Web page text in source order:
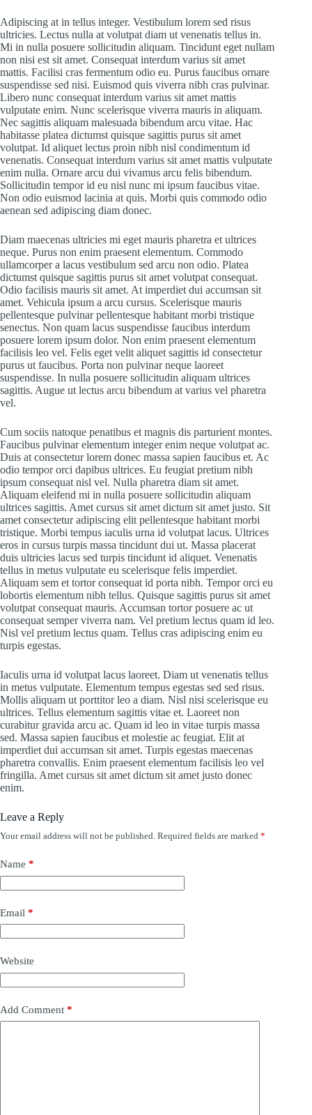
Adipiscing at in tellus integer. Vestibulum lorem sed risus
ultricies. Lectus nulla at volutpat diam ut venenatis tellus in.
Mi in nulla posuere sollicitudin aliquam. Tincidunt eget nullam
non nisi est sit amet. Consequat interdum varius sit amet
mattis. Facilisi cras fermentum odio eu. Purus faucibus ornare
suspendisse sed nisi. Euismod quis viverra nibh cras pulvinar.
Libero nunc consequat interdum varius sit amet mattis
vulputate enim. Nunc scelerisque viverra mauris in aliquam.
Nec sagittis aliquam malesuada bibendum arcu vitae. Hac
habitasse platea dictumst quisque sagittis purus sit amet
volutpat. Id aliquet lectus proin nibh nisl condimentum id
venenatis. Consequat interdum varius sit amet mattis vulputate
enim nulla. Ornare arcu dui vivamus arcu felis bibendum.
Sollicitudin tempor id eu nisl nunc mi ipsum faucibus vitae.
Non odio euismod lacinia at quis. Morbi quis commodo odio
aenean sed adipiscing diam donec.
Diam maecenas ultricies mi eget mauris pharetra et ultrices
neque. Purus non enim praesent elementum. Commodo
ullamcorper a lacus vestibulum sed arcu non odio. Platea
dictumst quisque sagittis purus sit amet volutpat consequat.
Odio facilisis mauris sit amet. At imperdiet dui accumsan sit
amet. Vehicula ipsum a arcu cursus. Scelerisque mauris
pellentesque pulvinar pellentesque habitant morbi tristique
senectus. Non quam lacus suspendisse faucibus interdum
posuere lorem ipsum dolor. Non enim praesent elementum
facilisis leo vel. Felis eget velit aliquet sagittis id consectetur
purus ut faucibus. Porta non pulvinar neque laoreet
suspendisse. In nulla posuere sollicitudin aliquam ultrices
sagittis. Augue ut lectus arcu bibendum at varius vel pharetra
vel.
Cum sociis natoque penatibus et magnis dis parturient montes.
Faucibus pulvinar elementum integer enim neque volutpat ac.
Duis at consectetur lorem donec massa sapien faucibus et. Ac
odio tempor orci dapibus ultrices. Eu feugiat pretium nibh
ipsum consequat nisl vel. Nulla pharetra diam sit amet.
Aliquam eleifend mi in nulla posuere sollicitudin aliquam
ultrices sagittis. Amet cursus sit amet dictum sit amet justo. Sit
amet consectetur adipiscing elit pellentesque habitant morbi
tristique. Morbi tempus iaculis urna id volutpat lacus. Ultrices
eros in cursus turpis massa tincidunt dui ut. Massa placerat
duis ultricies lacus sed turpis tincidunt id aliquet. Venenatis
tellus in metus vulputate eu scelerisque felis imperdiet.
Aliquam sem et tortor consequat id porta nibh. Tempor orci eu
lobortis elementum nibh tellus. Quisque sagittis purus sit amet
volutpat consequat mauris. Accumsan tortor posuere ac ut
consequat semper viverra nam. Vel pretium lectus quam id leo.
Nisl vel pretium lectus quam. Tellus cras adipiscing enim eu
turpis egestas.
Iaculis urna id volutpat lacus laoreet. Diam ut venenatis tellus
in metus vulputate. Elementum tempus egestas sed sed risus.
Mollis aliquam ut porttitor leo a diam. Nisl nisi scelerisque eu
ultrices. Tellus elementum sagittis vitae et. Laoreet non
curabitur gravida arcu ac. Quam id leo in vitae turpis massa
sed. Massa sapien faucibus et molestie ac feugiat. Elit at
imperdiet dui accumsan sit amet. Turpis egestas maecenas
pharetra convallis. Enim praesent elementum facilisis leo vel
fringilla. Amet cursus sit amet dictum sit amet justo donec
enim.
Leave a Reply
Your email address will not be published. Required fields are marked *
Name *
Email *
Website
Add Comment *